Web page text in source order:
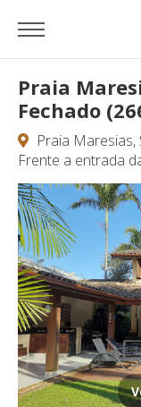
Praia
Fechado
Praia
Frente a entrada